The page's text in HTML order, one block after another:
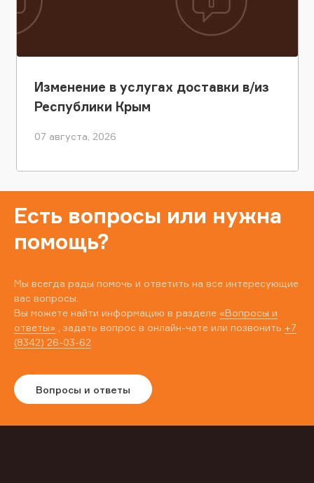
Изменение в услугах доставки в/из
Республики Крым
07 августа, 2026
Есть вопросы или нужна
помощь?
Мы всегда рады помочь и ответить на все интересующие
вас вопросы.
Вы можете найти информацию в разделе «Вопросы и
ответы» , задать вопрос в онлайн-чате или позвонить +7
(8342) 26-03-62
Вопросы и ответы